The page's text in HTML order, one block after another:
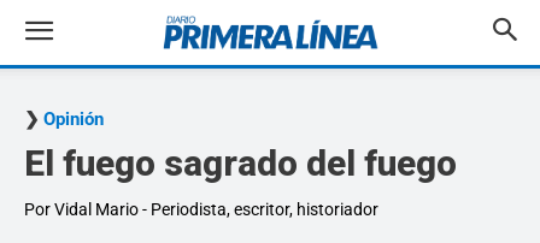
Opinión
El fuego sagrado del fuego
Por Vidal Mario - Periodista, escritor, historiador